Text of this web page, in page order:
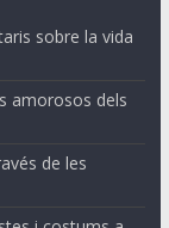
sobre la vida
amorosos dels
de les